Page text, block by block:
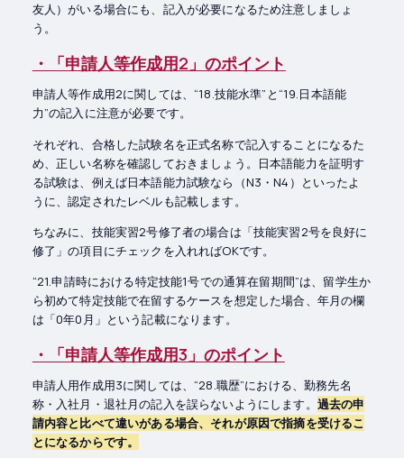
友人）がいる場合にも、記入が必要になるため注意しましょ
う。
・「申請人等作成用2」のポイント
申請人等作成用2に関しては、“18.技能水準”と“19.日本語能
力”の記入に注意が必要です。
それぞれ、合格した試験名を正式名称で記入することになるた
め、正しい名称を確認しておきましょう。日本語能力を証明す
る試験は、例えば日本語能力試験なら（N3・N4）といったよ
うに、認定されたレベルも記載します。
ちなみに、技能実習2号修了者の場合は「技能実習2号を良好に
修了」の項目にチェックを入れればOKです。
“21.申請時における特定技能1号での通算在留期間”は、留学生か
ら初めて特定技能で在留するケースを想定した場合、年月の欄
は「0年0月」という記載になります。
・「申請人等作成用3」のポイント
申請人用作成用3に関しては、“28.職歴”における、勤務先名
称・入社月・退社月の記入を誤らないようにします。 過去の申
請内容と比べて違いがある場合、それが原因で指摘を受けるこ
とになるからです。